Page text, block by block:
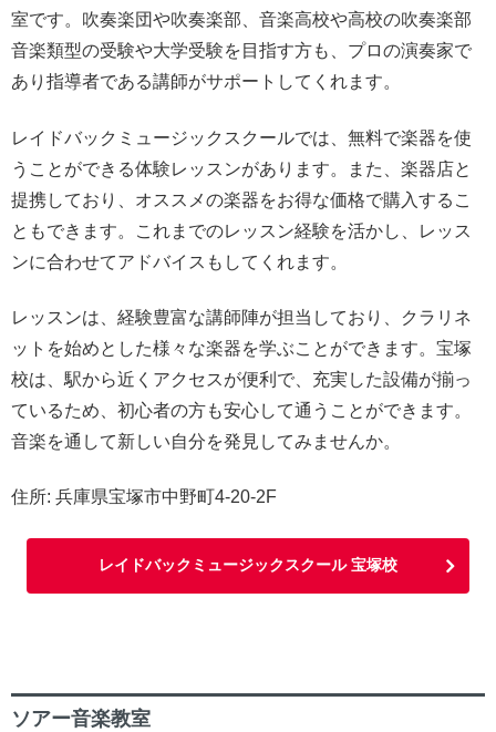
室です。吹奏楽団や吹奏楽部、音楽高校や高校の吹奏楽部
音楽類型の受験や大学受験を目指す方も、プロの演奏家で
あり指導者である講師がサポートしてくれます。
レイドバックミュージックスクールでは、無料で楽器を使
うことができる体験レッスンがあります。また、楽器店と
提携しており、オススメの楽器をお得な価格で購入するこ
ともできます。これまでのレッスン経験を活かし、レッス
ンに合わせてアドバイスもしてくれます。
レッスンは、経験豊富な講師陣が担当しており、クラリネ
ットを始めとした様々な楽器を学ぶことができます。宝塚
校は、駅から近くアクセスが便利で、充実した設備が揃っ
ているため、初心者の方も安心して通うことができます。
音楽を通して新しい自分を発見してみませんか。
住所: 兵庫県宝塚市中野町4-20-2F
レイドバックミュージックスクール 宝塚校
ソアー音楽教室